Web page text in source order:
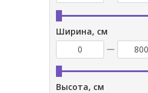
Ширина, см
Высота, см